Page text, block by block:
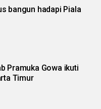
bangun hadapi Piala
Gowa ikuti
Timur